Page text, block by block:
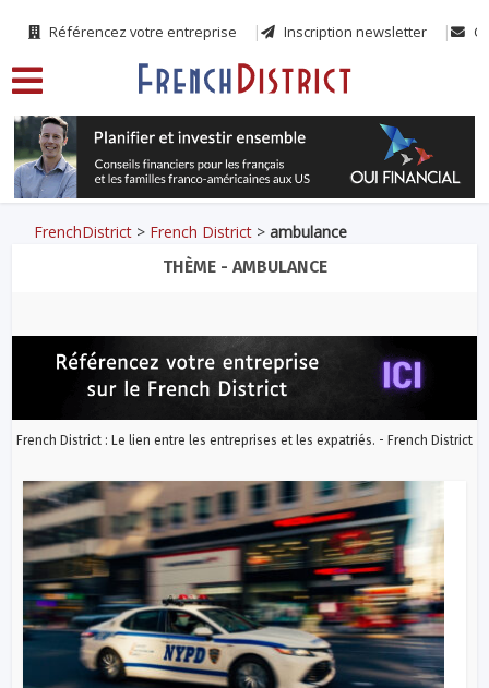
Référencez votre entreprise Inscription newsletter
FrenchDistrict > French District >ambulance
THÈME - AMBULANCE
French District : Le lien entre les entreprises et les expatriés. - French District